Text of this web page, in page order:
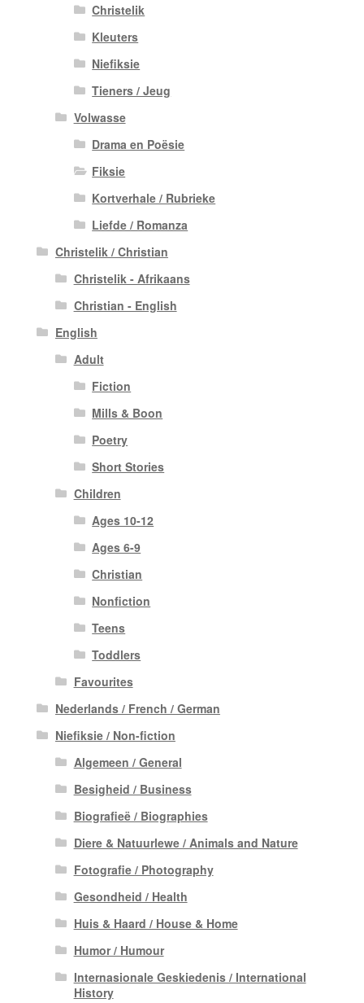
Christelik
Kleuters
Niefiksie
Tieners / Jeug
Volwasse
Drama en Poësie
Fiksie
Kortverhale / Rubrieke
Liefde / Romanza
Christelik / Christian
Christelik - Afrikaans
Christian - English
English
Adult
Fiction
Mills & Boon
Poetry
Short Stories
Children
Ages 10-12
Ages 6-9
Christian
Nonfiction
Teens
Toddlers
Favourites
Nederlands / French / German
Niefiksie / Non-fiction
Algemeen / General
Besigheid / Business
Biografieë / Biographies
Diere & Natuurlewe / Animals and Nature
Fotografie / Photography
Gesondheid / Health
Huis & Haard / House & Home
Humor / Humour
Internasionale Geskiedenis / International
History